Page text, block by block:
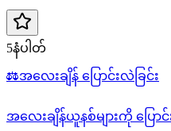
5နံပါတ်
⚖️အလေးချိန် ပြောင်းလဲခြင်း
အလေးချိန်ယူနစ်များကို ပြောင်း